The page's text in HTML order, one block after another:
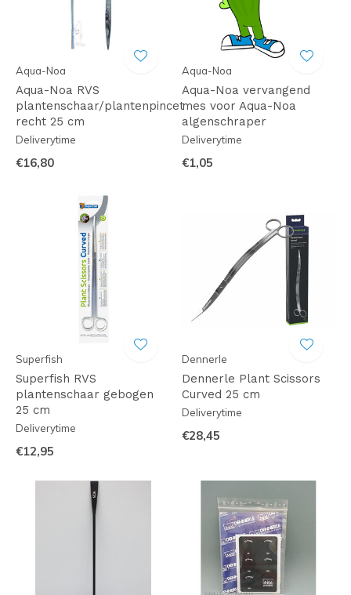
Aqua-Noa
Aqua-Noa RVS
plantenschaar/plantenpincet
recht 25 cm
Deliverytime
€16,80
Aqua-Noa
Aqua-Noa vervangend
mes voor Aqua-Noa
algenschraper
Deliverytime
€1,05
Superfish
Superfish RVS
plantenschaar gebogen
25 cm
Deliverytime
€12,95
Dennerle
Dennerle Plant Scissors
Curved 25 cm
Deliverytime
€28,45